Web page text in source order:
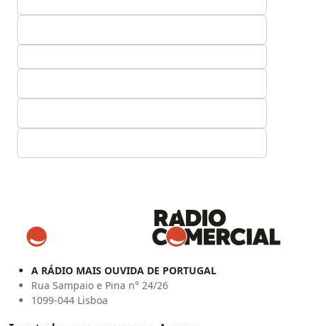
A RÁDIO MAIS OUVIDA DE PORTUGAL
Rua Sampaio e Pina n° 24/26
1099-044 Lisboa